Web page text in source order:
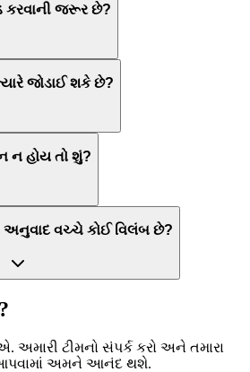
કરવાની જરૂર છે?
જોડાઈ શકે છે?
ન હોય તો શું?
વચ્ચે કોઈ વિલંબ છે?
ટીમનો સંપર્ક કરો અને તમારા
આપવામાં અમને આનંદ થશે.